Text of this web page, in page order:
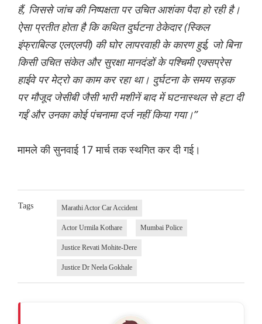
हैं, जिससे जांच की निष्पक्षता पर उचित आशंका पैदा हो रही है।
ऐसा प्रतीत होता है कि कथित दुर्घटना ठेकेदार (स्किल
इंफ्राबिल्ड एलएलपी) की घोर लापरवाही के कारण हुई, जो बिना
किसी उचित संकेत और सुरक्षा मानदंडों के पश्चिमी एक्सप्रेस
हाईवे पर मेट्रो का काम कर रहा था। दुर्घटना के समय सड़क
पर मौजूद जेसीबी जैसी भारी मशीनें बाद में घटनास्थल से हटा दी
गईं और उनका कोई पंचनामा दर्ज नहीं किया गया।”
मामले की सुनवाई 17 मार्च तक स्थगित कर दी गई।
Tags Marathi Actor Car Accident
Actor Urmila Kothare Mumbai Police
Justice Revati Mohite-Dere
Justice Dr Neela Gokhale